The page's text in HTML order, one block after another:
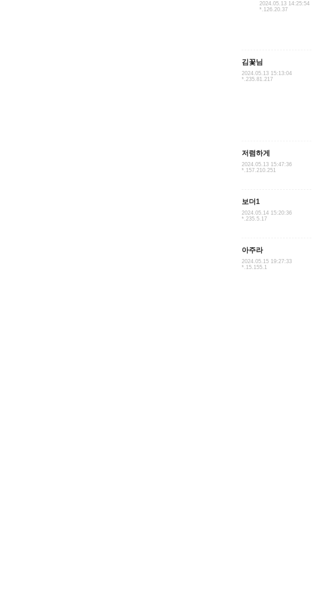
2024.05.13 14:25:54
*.126.20.37
김꽃님
2024.05.13 15:13:04
*.235.81.217
저렴하게
2024.05.13 15:47:36
*.157.210.251
보더1
2024.05.14 15:20:36
*.235.5.17
아주라
2024.05.15 19:27:33
*.15.155.1